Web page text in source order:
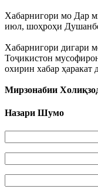
Хабарнигори мо Дар
июл, шоҳроҳи Душанбе-
Хабарнигори дигари
Тоҷикистон
охирин хабар ҳаракат
Мирзонабии
Назари Шумо